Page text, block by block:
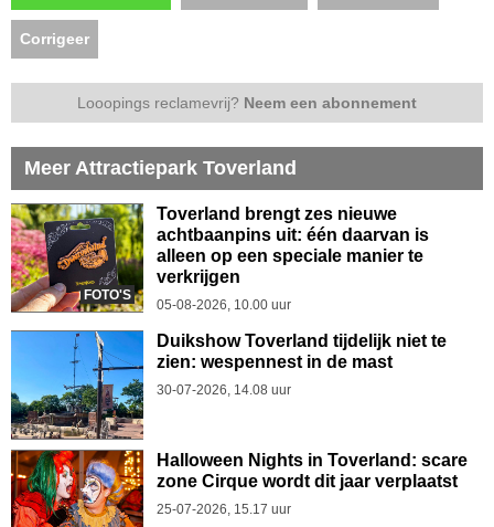
Corrigeer
Looopings reclamevrij? Neem een abonnement
Meer Attractiepark Toverland
FOTO'S
Toverland brengt zes nieuwe
achtbaanpins uit: één daarvan is
alleen op een speciale manier te
verkrijgen
05-08-2026, 10.00 uur
Duikshow Toverland tijdelijk niet te
zien: wespennest in de mast
30-07-2026, 14.08 uur
Halloween Nights in Toverland: scare
zone Cirque wordt dit jaar verplaatst
25-07-2026, 15.17 uur